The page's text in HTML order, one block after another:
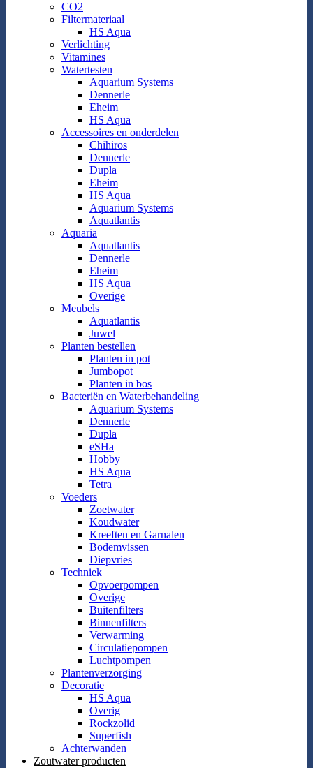
CO2
Filtermateriaal
HS Aqua
Verlichting
Vitamines
Watertesten
Aquarium Systems
Dennerle
Eheim
HS Aqua
Accessoires en onderdelen
Chihiros
Dennerle
Dupla
Eheim
HS Aqua
Aquarium Systems
Aquatlantis
Aquaria
Aquatlantis
Dennerle
Eheim
HS Aqua
Overige
Meubels
Aquatlantis
Juwel
Planten bestellen
Planten in pot
Jumbopot
Planten in bos
Bacteriën en Waterbehandeling
Aquarium Systems
Dennerle
Dupla
eSHa
Hobby
HS Aqua
Tetra
Voeders
Zoetwater
Koudwater
Kreeften en Garnalen
Bodemvissen
Diepvries
Techniek
Opvoerpompen
Overige
Buitenfilters
Binnenfilters
Verwarming
Circulatiepompen
Luchtpompen
Plantenverzorging
Decoratie
HS Aqua
Overig
Rockzolid
Superfish
Achterwanden
Zoutwater producten